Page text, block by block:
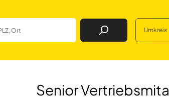
Job Finden Umkreis
Senior